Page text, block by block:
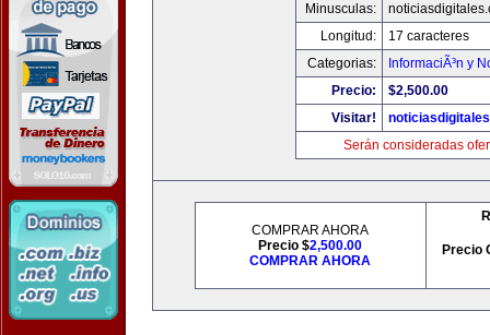
Minusculas:
Longitud:
17 caracteres
Categorias:
InformaciÃ³n y
Precio:
$2,500.00
Visitar!
Serán consideradas
COMPRAR AHORA
Precio $2,500.00
COMPRAR AHORA
Precio